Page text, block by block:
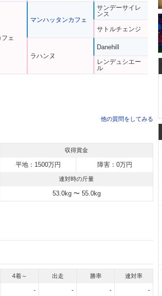
ェ
マンハッタンカフェ
ラハンヌ
サンデーサイレ
ンス
サトルチェンジ
Danehill
レンデュシエー
ル
他の質問をしてみる
収得賞金
平地：1500万円 障害：0万円
連対時の斤量
53.0kg 〜 55.0kg
4着～ 出走 勝率 連対率
- - -
-